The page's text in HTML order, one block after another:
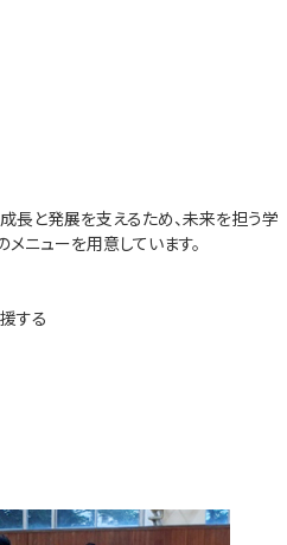
長と発展を支えるため、未来を担う学
ニューを用意しています。
する